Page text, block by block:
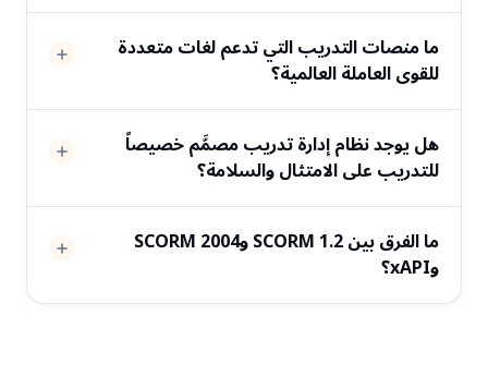
ما منصات التدريب التي تدعم لغات متعددة
للقوى العاملة العالمية؟
هل يوجد نظام إدارة تدريب مصمَّم خصيصاً
للتدريب على الامتثال والسلامة؟
ما الفرق بين SCORM 1.2 وSCORM 2004
وxAPI؟